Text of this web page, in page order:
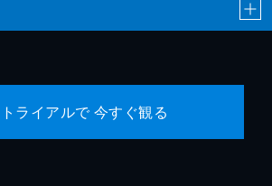
ライアルで 今すぐ観る